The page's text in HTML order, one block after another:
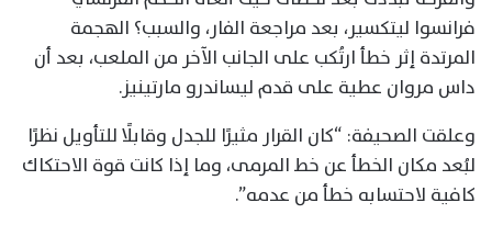
فرانسوا ليتكسير، بعد مراجعة الفار، والسبب؟ الهجمة
المرتدة إثر خطأ ارتُكب على الجانب الآخر من الملعب، بعد أن
داس مروان عطية على قدم ليساندرو مارتينيز.
وعلقت الصحيفة: “كان القرار مثيرًا للجدل وقابلًا للتأويل نظرًا
لبُعد مكان الخطأ عن خط المرمى، وما إذا كانت قوة الاحتكاك
كافية لاحتسابه خطأ من عدمه”.